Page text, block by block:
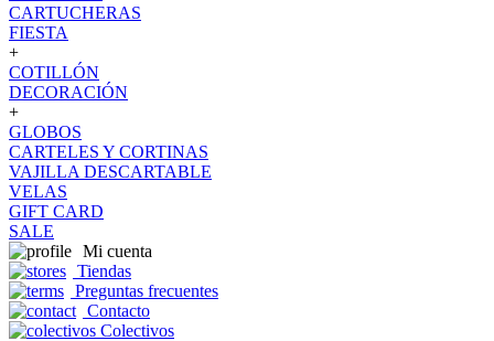
CARTUCHERAS
FIESTA
+
COTILLÓN
DECORACIÓN
+
GLOBOS
CARTELES Y CORTINAS
VAJILLA DESCARTABLE
VELAS
GIFT CARD
SALE
Mi cuenta
Tiendas
Preguntas frecuentes
Contacto
Colectivos